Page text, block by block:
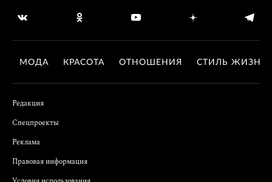
МОДА КРАСОТА ОТНОШЕНИЯ СТИЛЬ ЖИЗНИ
Редакция
Спецпроекты
Реклама
Правовая информация